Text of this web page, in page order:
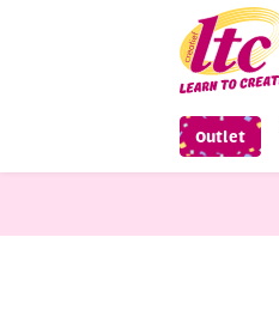
Outlet